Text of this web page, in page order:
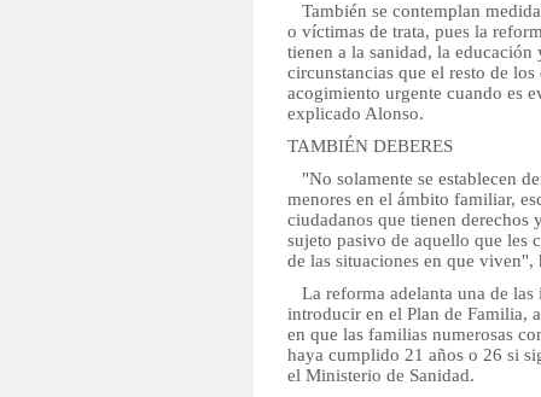
También se contemplan
o víctimas de trata, pues la
tienen a la sanidad, la
circunstancias que el resto de
acogimiento urgente cuando es
explicado Alonso.
TAMBIÉN DEBERES
"No solamente se establecen
menores en el ámbito familiar,
ciudadanos que tienen derechos
sujeto pasivo de aquello que les
de las situaciones en que viven",
La reforma adelanta una de
introducir en el Plan de Familia,
en que las familias numerosas
haya cumplido 21 años o 26 si
el Ministerio de Sanidad.